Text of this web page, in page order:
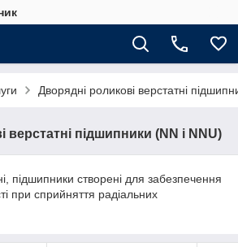
Дворядні роликові верстатні
верстатні підшипники (NN і NNU)
підшипники створені для забезпечення
при сприйняття радіальних